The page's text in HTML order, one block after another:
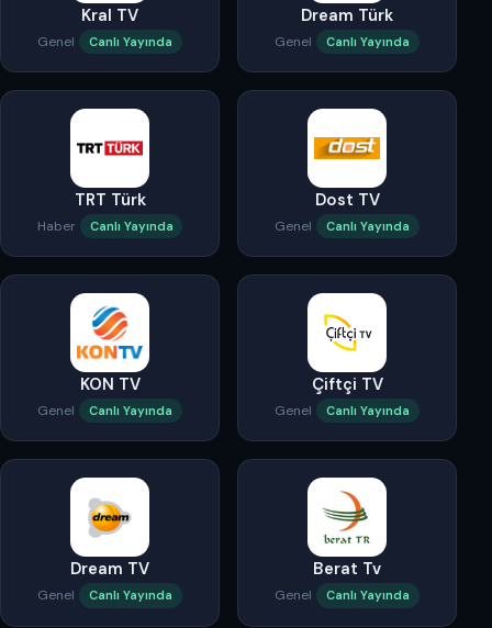
Kral TV
Genel Canlı Yayında
Dream Türk
Genel Canlı Yayında
TRT Türk
Haber Canlı Yayında
Dost TV
Genel Canlı Yayında
KON TV
Genel Canlı Yayında
Çiftçi TV
Genel Canlı Yayında
Dream TV
Genel Canlı Yayında
Berat Tv
Genel Canlı Yayında